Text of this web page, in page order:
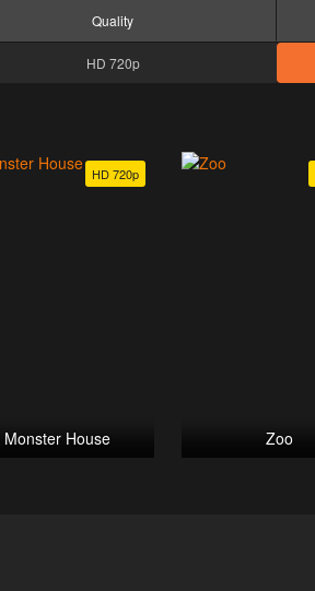
Quality
HD 720p
HD 720p
Monster House Zoo